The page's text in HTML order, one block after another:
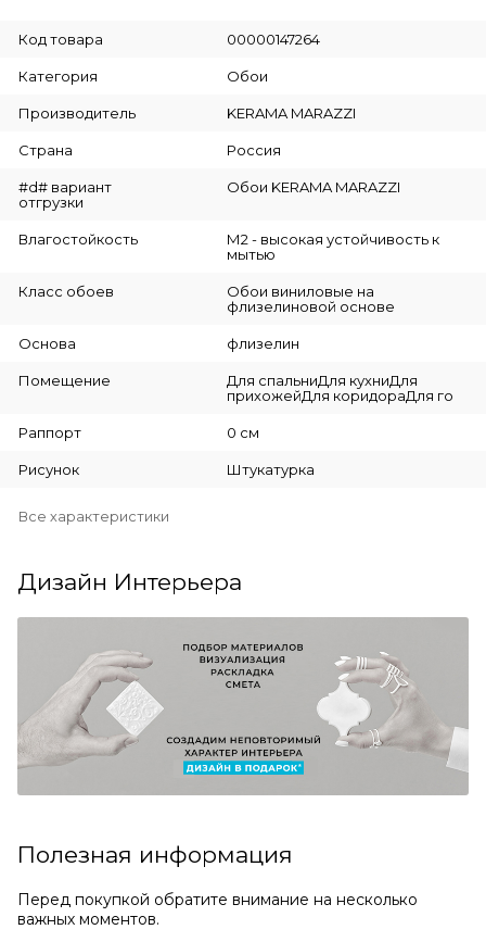
Код товара 00000147264
Категория Обои
Производитель KERAMA MARAZZI
Страна Россия
#d# вариант
отгрузки
Обои KERAMA MARAZZI
Влагостойкость
М2 - высокая устойчивость к
мытью
Класс обоев
Обои виниловые на
флизелиновой основе
Основа флизелин
Помещение
Для спальниДля кухниДля
прихожейДля коридораДля го
Раппорт 0 см
Рисунок Штукатурка
Все характеристики
Дизайн Интерьера
Полезная информация
Перед покупкой обратите внимание на несколько
важных моментов.